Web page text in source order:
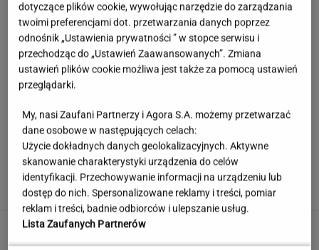
Łukaszenka odpowie za współudział w
rosyjskiej agresji? "Mamy dowody"
Ogromna kontrowersja w meczu Legii. Trener
Korony grzmi: "Ewidentny karny"
dotyczące plików cookie, wywołując narzędzie do zarządzania
twoimi preferencjami dot. przetwarzania danych poprzez
odnośnik „Ustawienia prywatności ” w stopce serwisu i
przechodząc do „Ustawień Zaawansowanych”. Zmiana
ustawień plików cookie możliwa jest także za pomocą ustawień
przeglądarki.
My, nasi Zaufani Partnerzy i Agora S.A. możemy przetwarzać
dane osobowe w następujących celach:
Użycie dokładnych danych geolokalizacyjnych. Aktywne
skanowanie charakterystyki urządzenia do celów
identyfikacji. Przechowywanie informacji na urządzeniu lub
dostęp do nich. Spersonalizowane reklamy i treści, pomiar
reklam i treści, badnie odbiorców i ulepszanie usług.
Lista Zaufanych Partnerów